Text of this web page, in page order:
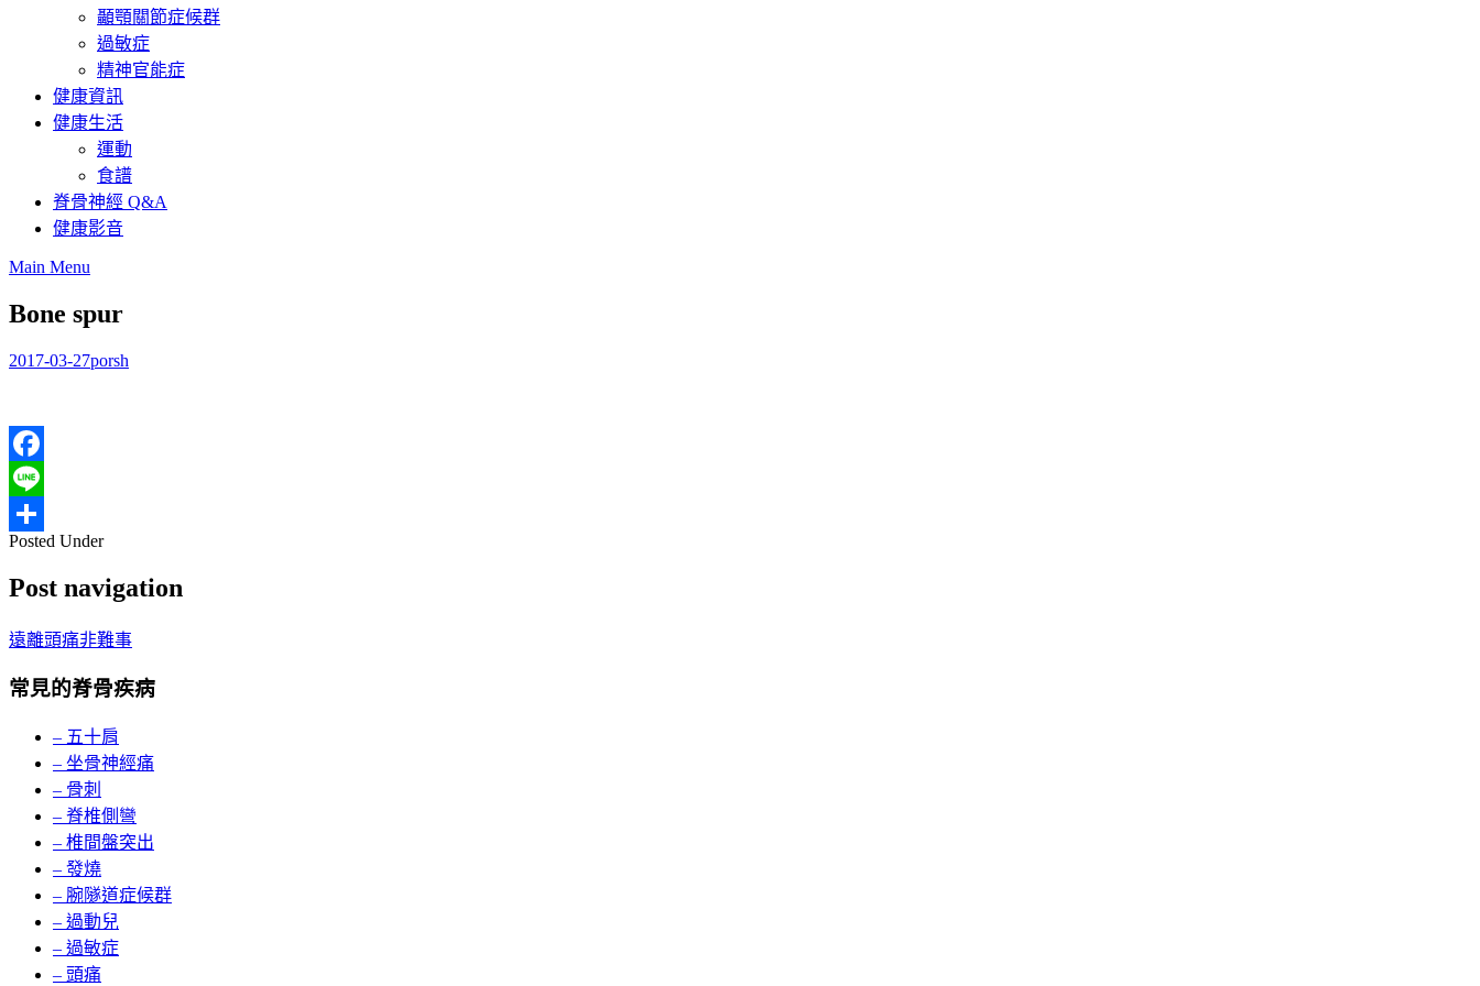
顳顎關節症候群
過敏症
精神官能症
健康資訊
健康生活
運動
食譜
脊骨神經 Q&A
健康影音
Main Menu
Bone spur
2017-03-27porsh
Facebook
Line
分
享
Posted Under
Post navigation
遠離頭痛非難事
常見的脊骨疾病
– 五十肩
– 坐骨神經痛
– 骨刺
– 脊椎側彎
– 椎間盤突出
– 發燒
– 腕隧道症候群
– 過動兒
– 過敏症
– 頭痛